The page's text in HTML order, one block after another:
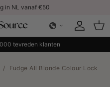
in NL vanaf €50
Account
tevreden klanten
/
Fudge All Blonde Colour Lock